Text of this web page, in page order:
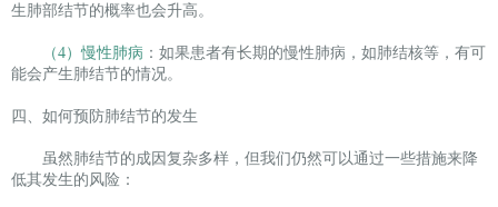
生肺部结节的概率也会升高。
（4）慢性肺病 ：如果患者有长期的慢性肺病，如肺结核等，有可
能会产生肺结节的情况。
四、如何预防肺结节的发生
虽然肺结节的成因复杂多样，但我们仍然可以通过一些措施来降
低其发生的风险：